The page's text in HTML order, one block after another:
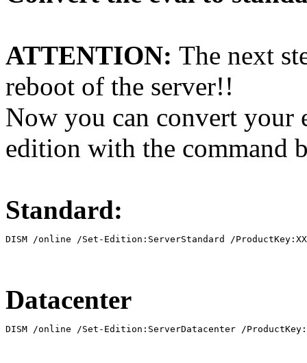
ATTENTION: The next
reboot of the server!!
Now you can convert your
edition with the command
Standard:
DISM /online /Set-Edition:ServerStandard /
Datacenter
DISM /online /Set-Edition:ServerDatacenter /